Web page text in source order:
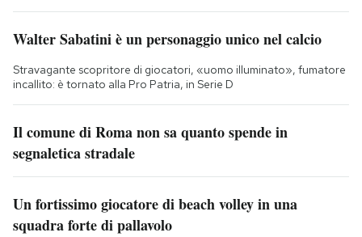
Walter Sabatini è un personaggio unico nel calcio
Stravagante scopritore di giocatori, «uomo illuminato», fumatore
incallito: è tornato alla Pro Patria, in Serie D
Il comune di Roma non sa quanto spende in
segnaletica stradale
Un fortissimo giocatore di beach volley in una
squadra forte di pallavolo